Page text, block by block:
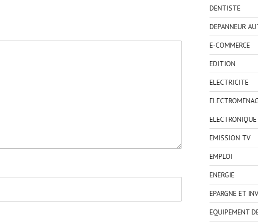
DENTISTE
DEPANNEUR
E-COMMERCE
EDITION
ELECTRICITE
EMISSION TV
EMPLOI
ENERGIE
EPARGNE ET
EQUIPEMENT